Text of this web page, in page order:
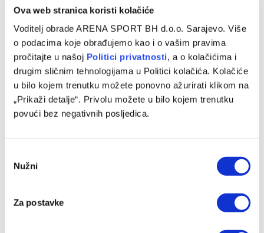
Ova web stranica koristi kolačiće
Voditelj obrade ARENA SPORT BH d.o.o. Sarajevo. Više
o podacima koje obrađujemo kao i o vašim pravima
pročitajte u našoj Politici privatnosti, a o kolačićima i
drugim sličnim tehnologijama u Politici kolačića. Kolačiće
u bilo kojem trenutku možete ponovno ažurirati klikom na
„Prikaži detalje“. Privolu možete u bilo kojem trenutku
povući bez negativnih posljedica.
Selection
Nužni
Za postavke
Tuchel objavio spisak
Engleske za SP
napušta City: Ne pitajte me
zašto odlazim
SLIČNE OBJAVE